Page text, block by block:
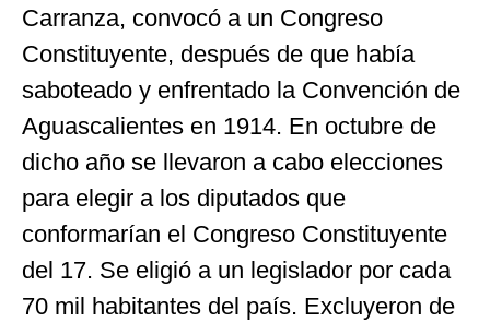
Carranza, convocó a un Congreso
Constituyente, después de que había
saboteado y enfrentado la Convención de
Aguascalientes en 1914. En octubre de
dicho año se llevaron a cabo elecciones
para elegir a los diputados que
conformarían el Congreso Constituyente
del 17. Se eligió a un legislador por cada
70 mil habitantes del país. Excluyeron de